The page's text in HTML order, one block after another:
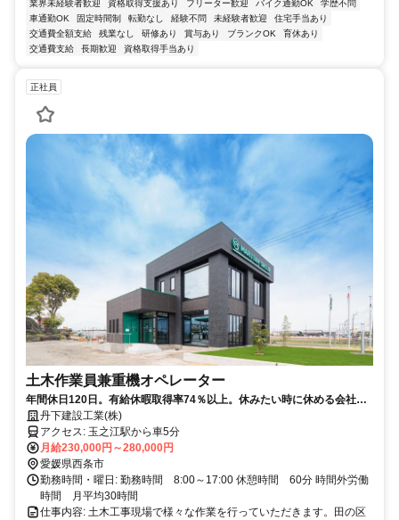
業界未経験者歓迎 資格取得支援あり フリーター歓迎 バイク通勤OK
学歴不問
車通勤OK
固定時間制 転勤なし 経験不問 未経験者歓迎
住宅手当あり
交通費全額支給
残業なし 研修あり 賞与あり ブランクOK
育休あり
交通費支給
長期歓迎 資格取得手当あり
正社員
土木作業員兼重機オペレーター
年間休日120日。有給休暇取得率74％以上。休みたい時に休める会社で
す！丹下建設工業(株)
アクセス: 玉之江駅から車5分
月給230,000円～280,000円
愛媛県西条市
勤務時間・曜日: 勤務時間 8:00～17:00 休憩時間 60分 時間外労働
時間 月平均30時間
仕事内容: 土木工事現場で様々な作業を行っていただきます。田の区